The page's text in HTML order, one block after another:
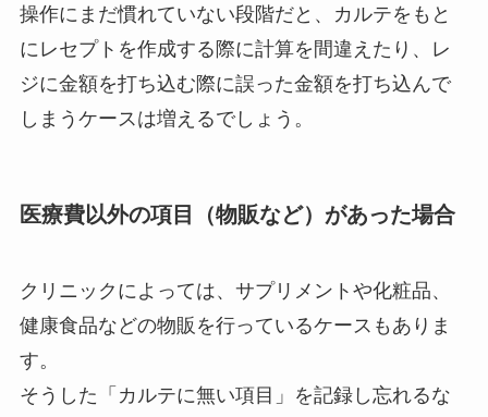
操作にまだ慣れていない段階だと、カルテをもと
にレセプトを作成する際に計算を間違えたり、レ
ジに金額を打ち込む際に誤った金額を打ち込んで
しまうケースは増えるでしょう。
医療費以外の項目（物販など）があった場合
クリニックによっては、サプリメントや化粧品、
健康食品などの物販を行っているケースもありま
す。
そうした「カルテに無い項目」を記録し忘れるな